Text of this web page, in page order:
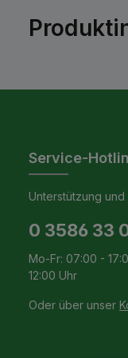
Service-
Unterstützung
0 3586 33
Mo-Fr: 07:00 -
12:00 Uhr
Oder über unser